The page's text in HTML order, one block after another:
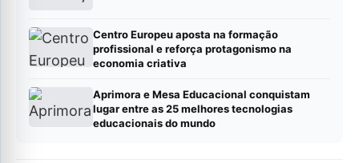
Centro Europeu aposta na formação
profissional e reforça protagonismo na
economia criativa
Aprimora e Mesa Educacional conquistam
lugar entre as 25 melhores tecnologias
educacionais do mundo